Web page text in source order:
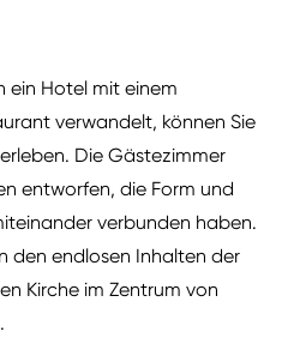
ein Hotel mit einem
verwandelt, können Sie
Die Gästezimmer
entworfen, die Form und
verbunden haben.
den endlosen Inhalten der
Kirche im Zentrum von